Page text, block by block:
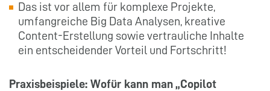
Das ist vor allem für komplexe Projekte,
umfangreiche Big Data Analysen, kreative
Content-Erstellung sowie vertrauliche Inhalte
ein entscheidender Vorteil und Fortschritt!
Praxisbeispiele: Wofür kann man „Copilot